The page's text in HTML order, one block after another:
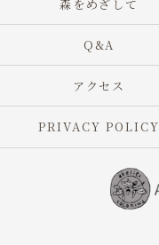
森をめざして
Q&A
アクセス
PRIVACY POLICY